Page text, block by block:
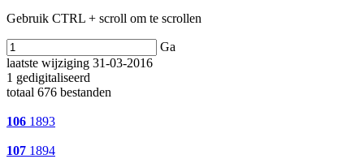
Gebruik CTRL + scroll om te scrollen
Ga
laatste wijziging 31-03-2016
1 gedigitaliseerd
totaal 676 bestanden
106 1893
107 1894